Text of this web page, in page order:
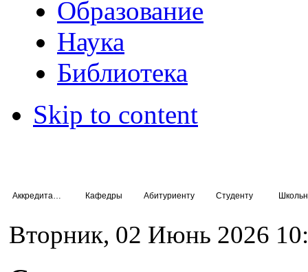
Образование
Наука
Библиотека
Skip to content
Кафедры Абитуриенту Студенту
Вторник, 02 Июнь 2026